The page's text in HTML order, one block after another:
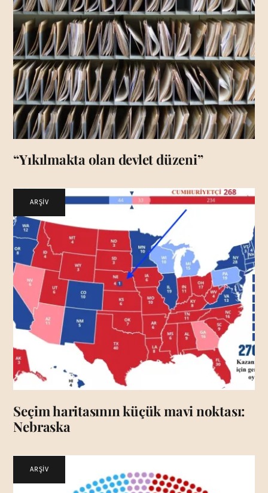
“Yıkılmakta olan devlet düzeni”
ARŞİV
Seçim haritasının küçük mavi noktası:
Nebraska
ARŞİV